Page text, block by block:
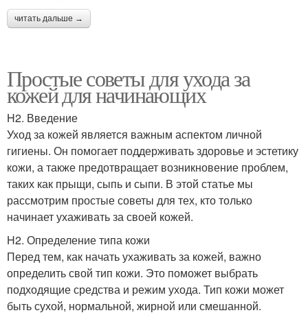
читать дальше →
Простые советы для ухода за
кожей для начинающих
H2. Введение
Уход за кожей является важным аспектом личной
гигиены. Он помогает поддерживать здоровье и эстетику
кожи, а также предотвращает возникновение проблем,
таких как прыщи, сыпь и сыпи. В этой статье мы
рассмотрим простые советы для тех, кто только
начинает ухаживать за своей кожей.
H2. Определение типа кожи
Перед тем, как начать ухаживать за кожей, важно
определить свой тип кожи. Это поможет выбрать
подходящие средства и режим ухода. Тип кожи может
быть сухой, нормальной, жирной или смешанной.